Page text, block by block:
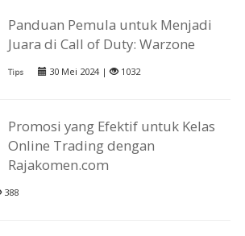
Panduan Pemula untuk Menjadi
Juara di Call of Duty: Warzone
Tips 30 Mei 2024 | 1032
Promosi yang Efektif untuk Kelas
Online Trading dengan
Rajakomen.com
388